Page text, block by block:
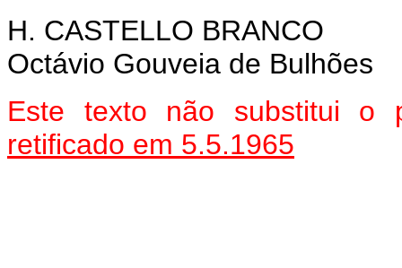
H. CASTELLO BRANCO
Octávio Gouveia de Bulhões
Este texto não substitui o
retificado em 5.5.1965